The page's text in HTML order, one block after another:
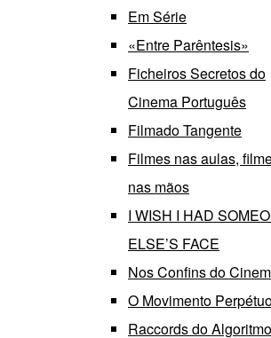
Em Série
«Entre Parêntesis»
Ficheiros Secretos do
Cinema Português
Filmado Tangente
Filmes nas aulas,
nas mãos
I WISH I HAD
ELSE’S FACE
Nos Confins do
O Movimento
Raccords do Algoritmo